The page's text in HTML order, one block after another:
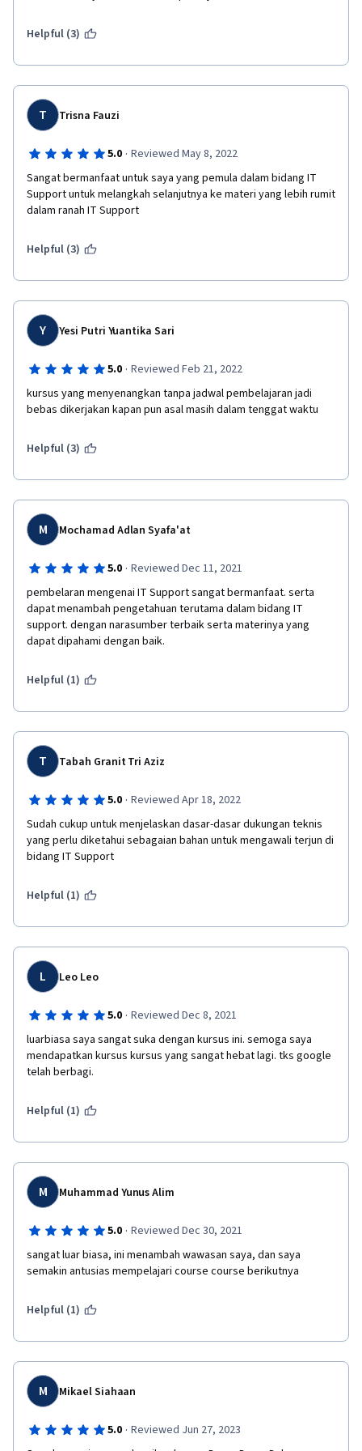
Helpful (3)
T Trisna Fauzi
5.0 · Reviewed May 8, 2022
Sangat bermanfaat untuk saya yang pemula dalam bidang IT
Support untuk melangkah selanjutnya ke materi yang lebih rumit
dalam ranah IT Support
Helpful (3)
Y Yesi Putri Yuantika Sari
5.0 · Reviewed Feb 21, 2022
kursus yang menyenangkan tanpa jadwal pembelajaran jadi
bebas dikerjakan kapan pun asal masih dalam tenggat waktu
Helpful (3)
M Mochamad Adlan Syafa'at
5.0 · Reviewed Dec 11, 2021
pembelaran mengenai IT Support sangat bermanfaat. serta
dapat menambah pengetahuan terutama dalam bidang IT
support. dengan narasumber terbaik serta materinya yang
dapat dipahami dengan baik.
Helpful (1)
T Tabah Granit Tri Aziz
5.0 · Reviewed Apr 18, 2022
Sudah cukup untuk menjelaskan dasar-dasar dukungan teknis
yang perlu diketahui sebagaian bahan untuk mengawali terjun di
bidang IT Support
Helpful (1)
L Leo Leo
5.0 · Reviewed Dec 8, 2021
luarbiasa saya sangat suka dengan kursus ini. semoga saya
mendapatkan kursus kursus yang sangat hebat lagi. tks google
telah berbagi.
Helpful (1)
M Muhammad Yunus Alim
5.0 · Reviewed Dec 30, 2021
sangat luar biasa, ini menambah wawasan saya, dan saya
semakin antusias mempelajari course course berikutnya
Helpful (1)
M Mikael Siahaan
5.0 · Reviewed Jun 27, 2023